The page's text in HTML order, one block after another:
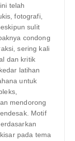
telah
fotografi,
sulit
condong
sering kali
dan kritik
latihan
untuk
mendorong
Motif
pada tema